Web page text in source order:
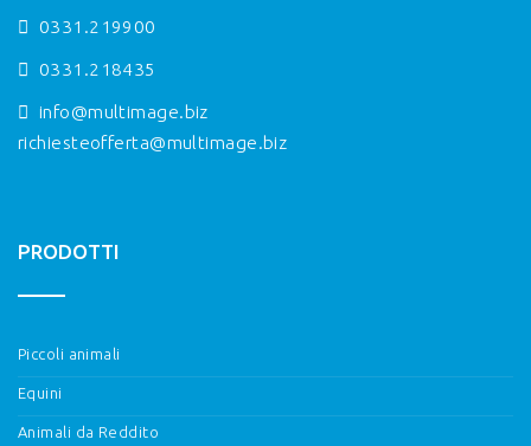
0331.219900
0331.218435
info@multimage.biz
richiesteofferta@multimage.biz
PRODOTTI
Piccoli animali
Equini
Animali da Reddito